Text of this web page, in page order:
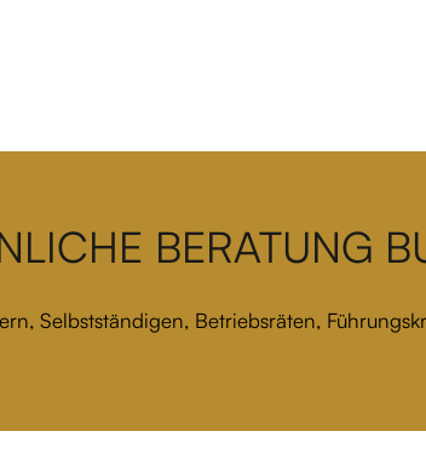
BERATUNG
Selbstständigen, Betriebsräten,